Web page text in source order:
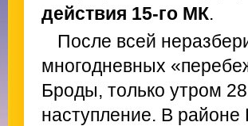
действия 15-го МК.
После всей
многодневных
Броды, только утром
наступление. В районе